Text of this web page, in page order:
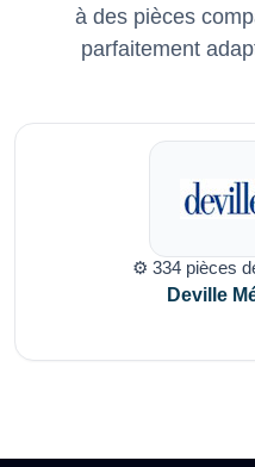
à des pièces
parfaitement
⚙️ 334 pièces
Deville